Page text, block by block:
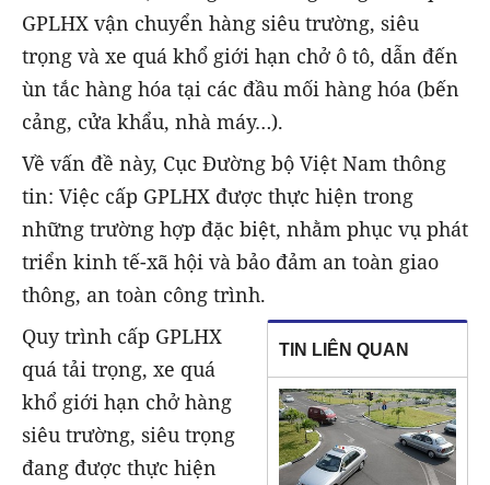
GPLHX vận chuyển hàng siêu trường, siêu
trọng và xe quá khổ giới hạn chở ô tô, dẫn đến
ùn tắc hàng hóa tại các đầu mối hàng hóa (bến
cảng, cửa khẩu, nhà máy…).
Về vấn đề này, Cục Đường bộ Việt Nam thông
tin: Việc cấp GPLHX được thực hiện trong
những trường hợp đặc biệt, nhằm phục vụ phát
triển kinh tế-xã hội và bảo đảm an toàn giao
thông, an toàn công trình.
TIN LIÊN QUAN
Quy trình cấp GPLHX
quá tải trọng, xe quá
khổ giới hạn chở hàng
siêu trường, siêu trọng
đang được thực hiện